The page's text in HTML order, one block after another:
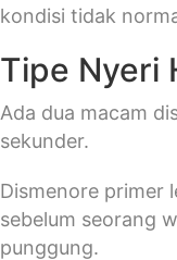
kondisi tidak
Tipe Nyeri
Ada dua macam
sekunder.
Dismenore primer
sebelum seorang
punggung.